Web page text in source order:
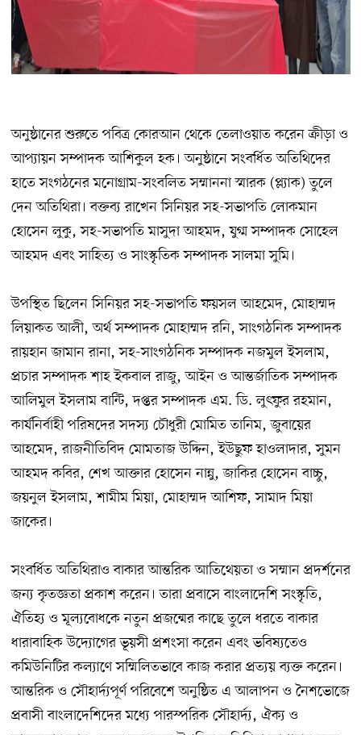
অনুষ্ঠানের শুরুতে পবিত্র কোরআন থেকে তেলাওয়াত করেন ক্রীড়া ও
আপ্যায়ন সম্পাদক আশিকুল হক। অনুষ্ঠানে সংবর্ধিত অতিথিদের
হাতে সংগঠনের মনোগ্রাম-সংবলিত সম্মাননা স্মারক (প্ল্যাক) তুলে
দেন অতিথিরা। বক্তব্য রাখেন সিনিয়র সহ-সভাপতি লোকমান
হোসেন লুকু, সহ-সভাপতি মাসুদা আহমদ, যুগ্ম সম্পাদক সোহেল
আহমদ এবং সাহিত্য ও সাংস্কৃতিক সম্পাদক সালমা সুমি।
উপস্থিত ছিলেন সিনিয়র সহ-সভাপতি ফয়সল আহমেদ, মোহাম্মদ
লিয়াকত আলী, অর্থ সম্পাদক মোহাম্মদ রনি, সাংগঠনিক সম্পাদক
রায়হান জামান রানা, সহ-সাংগঠনিক সম্পাদক নজমুল ইসলাম,
প্রচার সম্পাদক শাহ ইকবাল রাজু, আইন ও আন্তর্জাতিক সম্পাদক
আলিমুল ইসলাম বান্টি, দপ্তর সম্পাদক এম. ডি. লুৎফুর রহমান,
কার্যনির্বাহী পরিষদের সদস্য চৌধুরী মোমিত তানিম, জুবায়ের
আহমেদ, রাজনীতিবিদ মোমতাজ উদ্দিন, ইউছুফ হাওলাদার, সুমন
আহমদ কবির, শেখ আক্তার হোসেন নান্নু, জাকির হোসেন বাচ্চু,
জয়নুল ইসলাম, শামীম মিয়া, মোহাম্মদ আশিফ, সামাদ মিয়া
জাকের।
সংবর্ধিত অতিথিরাও বাকার আন্তরিক আতিথেয়তা ও সম্মান প্রদর্শনের
জন্য কৃতজ্ঞতা প্রকাশ করেন। তারা প্রবাসে বাংলাদেশি সংস্কৃতি,
ঐতিহ্য ও মূল্যবোধকে নতুন প্রজন্মের কাছে তুলে ধরতে বাকার
ধারাবাহিক উদ্যোগের ভূয়সী প্রশংসা করেন এবং ভবিষ্যতেও
কমিউনিটির কল্যাণে সম্মিলিতভাবে কাজ করার প্রত্যয় ব্যক্ত করেন।
আন্তরিক ও সৌহার্দ্যপূর্ণ পরিবেশে অনুষ্ঠিত এ আলাপন ও নৈশভোজে
প্রবাসী বাংলাদেশিদের মধ্যে পারস্পরিক সৌহার্দ্য, ঐক্য ও